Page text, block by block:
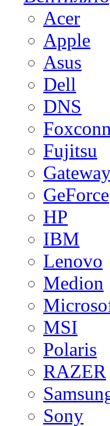
Acer
Apple
Asus
Dell
DNS
Foxconn
Fujitsu
GeForce
HP
IBM
Lenovo
Medion
MSI
Polaris
RAZER
Sony